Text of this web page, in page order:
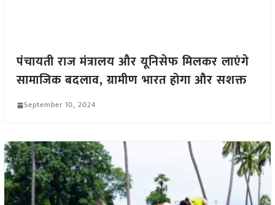
पंचायती राज मंत्रालय और यूनिसेफ मिलकर लाएंगे
सामाजिक बदलाव, ग्रामीण भारत होगा और सशक्त
September 10, 2024